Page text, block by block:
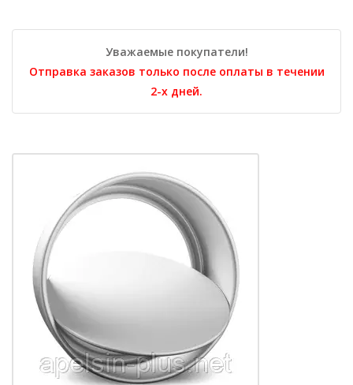
Уважаемые покупатели!
Отправка заказов только после оплаты в течении
2-х дней.